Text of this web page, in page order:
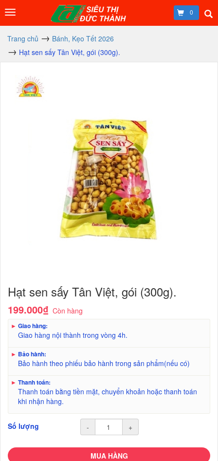
0
Trang chủ
Bánh, Kẹo Tết 2026
Hạt sen sấy Tân Việt, gói (300g).
Hạt sen sấy Tân Việt, gói (300g).
199.000₫ Còn hàng
► Giao hàng:
Giao hàng nội thành trong vòng 4h.
► Bảo hành:
Bảo hành theo phiếu bảo hành trong sản phẩm(nếu có)
► Thanh toán:
Thanh toán bằng tiền mặt, chuyển khoản hoặc thanh toán
khi nhận hàng.
Số lượng - +
MUA HÀNG